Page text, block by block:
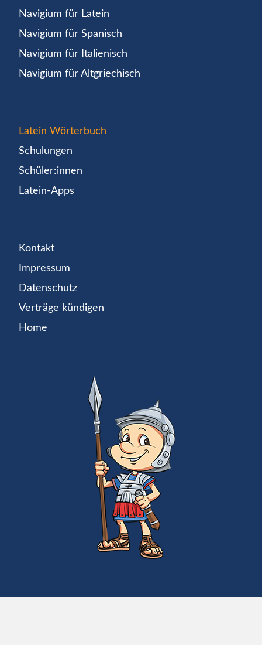
Navigium für Latein
Navigium für Spanisch
Navigium für Italienisch
Navigium für Altgriechisch
Latein Wörterbuch
Schulungen
Schüler:innen
Latein-Apps
Kontakt
Impressum
Datenschutz
Verträge kündigen
Home